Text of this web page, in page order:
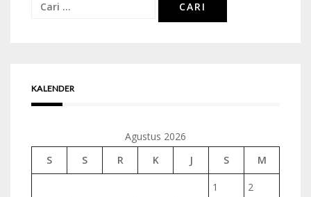
Cari
KALENDER
Agustus 2026
S
S R K J S M
1 2